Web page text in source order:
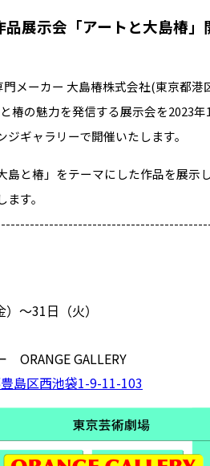
品展示会「アートと大島椿」
メーカー 大島椿株式会社(東京都港
椿の魅力を発信する展示会を2023年
ジギャラリーで開催いたします。
島と椿」をテーマにした作品を展示
す。
）～31日（火）
ORANGE GALLERY
島区西池袋1-9-11-103